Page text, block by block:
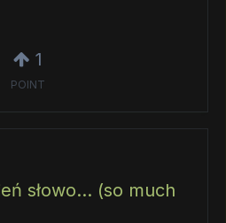
1
POINT
słowo... (so much